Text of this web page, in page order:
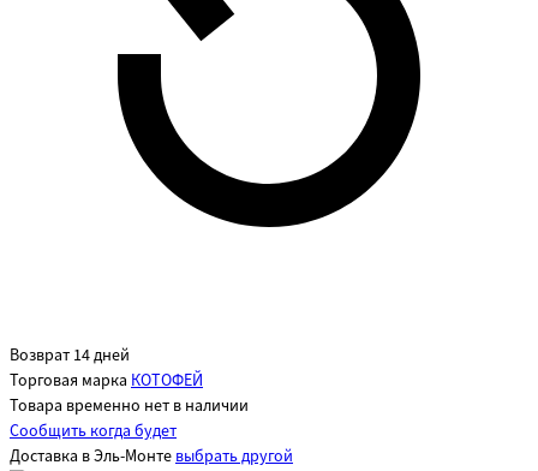
Возврат 14 дней
Торговая марка КОТОФЕЙ
Товара временно нет в наличии
Сообщить когда будет
Доставка вЭль-Монтевыбрать другой